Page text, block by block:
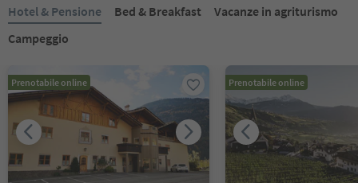
Hotel & Pensione Bed & Breakfast
Vacanze in agriturismo
Campeggio
Prenotabile online Prenotabile online